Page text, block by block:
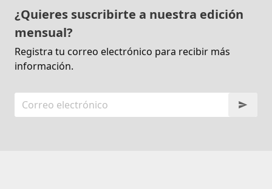
¿Quieres suscribirte a nuestra edición
mensual?
Registra tu correo electrónico para recibir más
información.